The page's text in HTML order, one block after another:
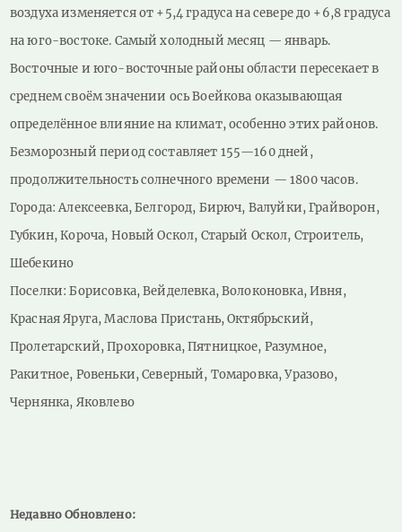
воздуха изменяется от +5,4 градуса на севере до +6,8 градуса
на юго-востоке. Самый холодный месяц — январь.
Восточные и юго-восточные районы области пересекает в
среднем своём значении ось Воейкова оказывающая
определённое влияние на климат, особенно этих районов.
Безморозный период составляет 155—160 дней,
продолжительность солнечного времени — 1800 часов.
Города: Алексеевка, Белгород, Бирюч, Валуйки, Грайворон,
Губкин, Короча, Новый Оскол, Старый Оскол, Строитель,
Шебекино
Поселки: Борисовка, Вейделевка, Волоконовка, Ивня,
Красная Яруга, Маслова Пристань, Октябрьский,
Пролетарский, Прохоровка, Пятницкое, Разумное,
Ракитное, Ровеньки, Северный, Томаровка, Уразово,
Чернянка, Яковлево
Недавно Обновлено: